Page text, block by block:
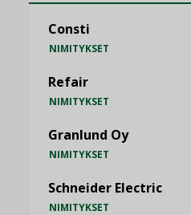
Consti
NIMITYKSET
Refair
NIMITYKSET
Granlund Oy
NIMITYKSET
Schneider Electric
NIMITYKSET